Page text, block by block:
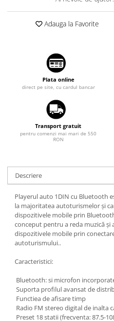
Dopuri anulare clapete admisie
Garnituri galerie admisie BMW
Valve PCV
Kit reparatie faruri
Adaptoare auxiliare
Produse cu discount de pana la
95%
Adauga la Favorite
Plata online
direct pe site, cu cardul bancar
Transport gratuit
pentru comenzi mai mari de 550
RON
Descriere
Playerul auto 1DIN cu Bluetooth
la majoritatea autoturismelor și
dispozitivele mobile prin
conceput pentru a reda muzică și
dispozitivele mobile prin
autoturismului..
Caracteristici:
Bluetooth: si microfon
Suporta profilul avansat de
Functiea de afisare timp
Radio FM stereo digital de inalta
Preset 18 statii (frecventa: 87.5-